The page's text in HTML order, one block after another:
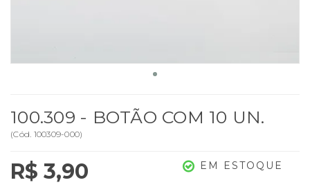
100.309 - BOTÃO COM 10 UN.
(Cód. 100309-000)
R$ 3,90 EM ESTOQUE